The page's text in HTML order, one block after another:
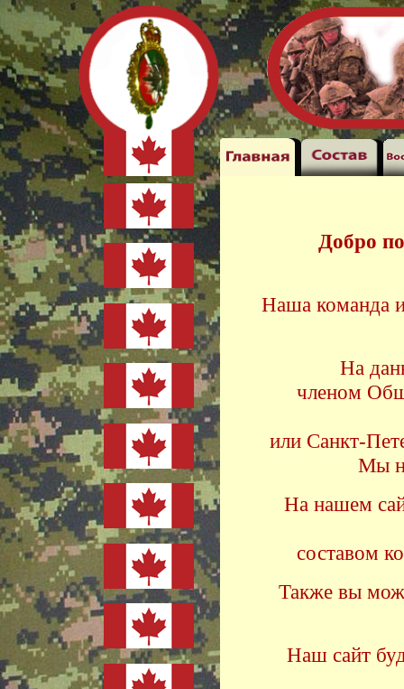
Добро
Наша команда
На
членом
или Санкт-
Мы
На нашем
составом
Также вы
Наш сайт